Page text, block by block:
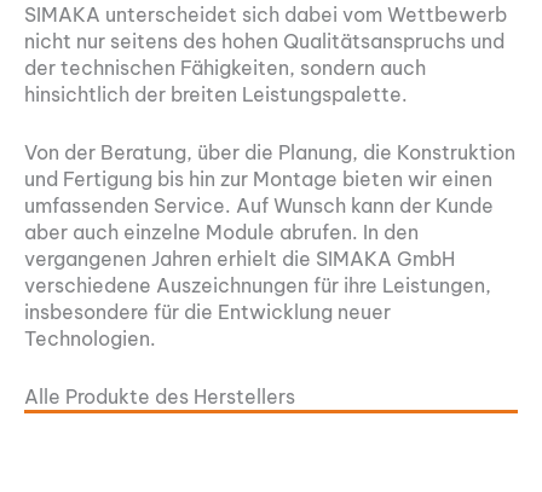
SIMAKA unterscheidet sich dabei vom Wettbewerb
nicht nur seitens des hohen Qualitätsanspruchs und
der technischen Fähigkeiten, sondern auch
hinsichtlich der breiten Leistungspalette.
Von der Beratung, über die Planung, die Konstruktion
und Fertigung bis hin zur Montage bieten wir einen
umfassenden Service. Auf Wunsch kann der Kunde
aber auch einzelne Module abrufen. In den
vergangenen Jahren erhielt die SIMAKA GmbH
verschiedene Auszeichnungen für ihre Leistungen,
insbesondere für die Entwicklung neuer
Technologien.
Alle Produkte des Herstellers